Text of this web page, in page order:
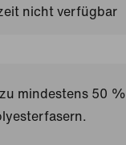
nicht verfügbar
mindestens 50 %